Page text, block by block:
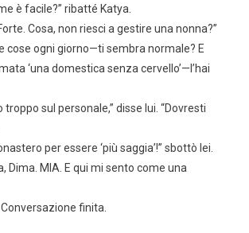
è facile?” ribatté Katya.
Cosa, non riesci a gestire una nonna?”
cose ogni giorno—ti sembra normale? E
‘una domestica senza cervello’—l’hai
sul personale,” disse lui. “Dovresti
per essere ‘più saggia’!” sbottò lei.
Dima. MIA. E qui mi sento come una
finita.